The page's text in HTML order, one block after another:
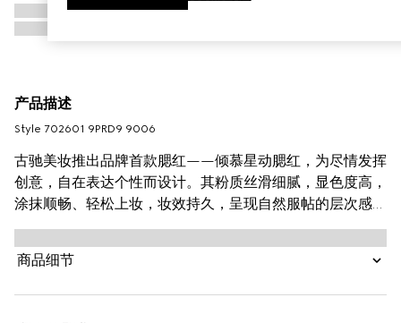
产品描述
Style ‎702601 9PRD9 9006
古驰美妆推出品牌首款腮红——倾慕星动腮红，为尽情发挥
创意，自在表达个性而设计。其粉质丝滑细腻，显色度高，
涂抹顺畅、轻松上妆，妆效持久，呈现自然服帖的层次感妆
容。粉饼质地格外轻薄，融合乳木果油和黑玫瑰油，额外添
加透明质酸，与肌肤自然贴合，适合各种肤质使用。 古驰
全新多用途腮红蜜粉，轻轻一抹即刻修饰肤色，为肌肤增添
商品细节